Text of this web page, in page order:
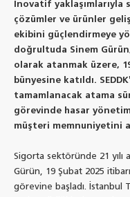
İnovatif yaklaşımlarıyla
çözümler ve ürünler
ekibini güçlendirmeye
doğrultuda Sinem Gürün,
olarak atanmak üzere,
bünyesine katıldı.
tamamlanacak atama
görevinde hasar
müşteri memnuniyetini
Sigorta sektöründe 21 yılı
Gürün, 19 Şubat 2025
görevine başladı. İstanbul